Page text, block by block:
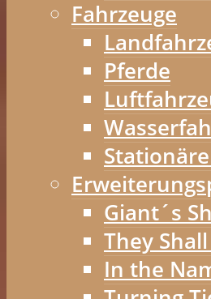
Fahrzeuge
Pferde
Giant´s
They
In the